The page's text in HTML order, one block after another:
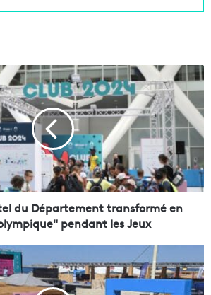
du Département transformé en
pendant les Jeux